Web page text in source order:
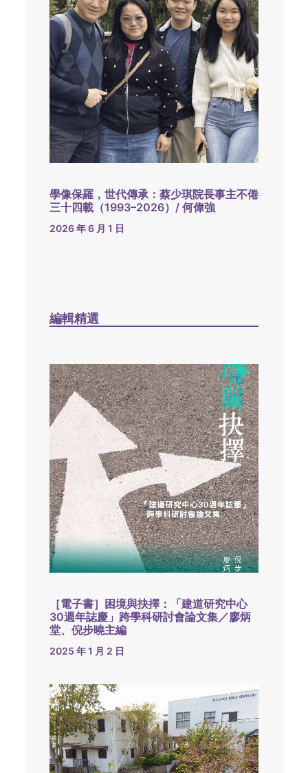
學像保羅，世代傳承：蔡少琪院長事主不倦
三十四載（1993–2026）/ 何偉強
2026 年 6 月 1 日
編輯精選
［電子書］困境與抉擇：「建道研究中心
30週年誌慶」跨學科研討會論文集／廖炳
堂、倪步曉主編
2025 年 1 月 2 日